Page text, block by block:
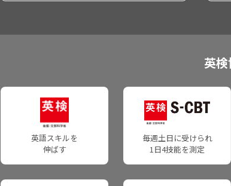
英検のメリット・特徴
受験の状況
成績優秀者表彰制度
英検を活用する
入試活用・単位認定
英検で海外留学
2.近隣の一般受験者受け入れ団体でお申し込みの方
3.個人でお申し込みの方
受験情報
受験準備に関する情報
インターネット申込について
コンビニ申込について
所属団体でのお申し込みについて
受
各種
英
準
2
準
準
3
4
5
各級
団
申込
英
英語スキルを
伸ばす
毎週土日に受けられ
1日4技能を測定